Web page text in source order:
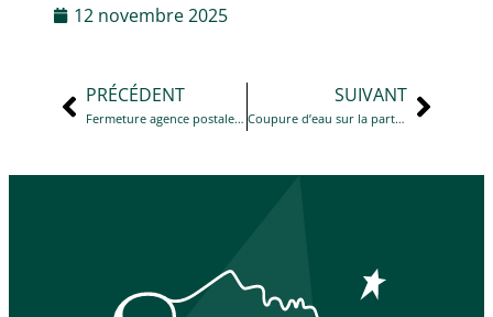
12 novembre 2025
PRÉCÉDENT
Fermeture agence postale du lundi 3 au vendredi 7 novembre 2025
SUIVANT
Coupure d’eau sur la partie haute du secteur du Mont